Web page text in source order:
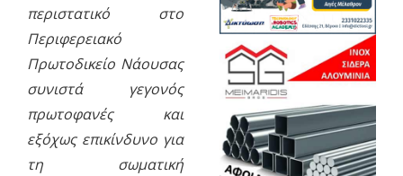
περιστατικό στο
Περιφερειακό
Πρωτοδικείο Νάουσας
συνιστά γεγονός
πρωτοφανές και
εξόχως επικίνδυνο για
τη σωματική